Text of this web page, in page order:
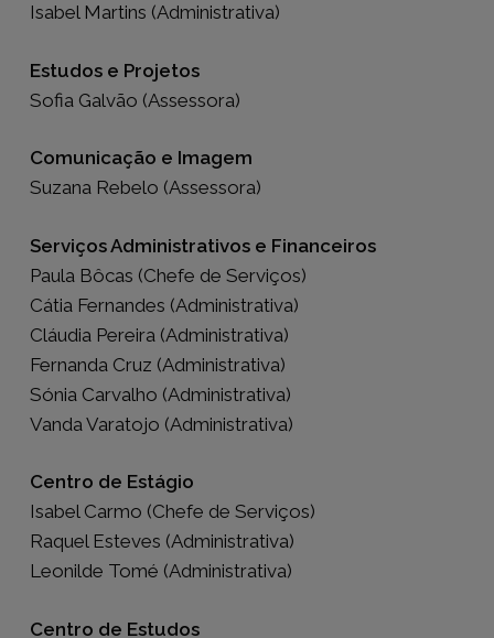
Isabel Martins (Administrativa)
Estudos e Projetos
Sofia Galvão (Assessora)
Comunicação e Imagem
Suzana Rebelo (Assessora)
Serviços Administrativos e Financeiros
Paula Bôcas (Chefe de Serviços)
Cátia Fernandes (Administrativa)
Cláudia Pereira (Administrativa)
Fernanda Cruz (Administrativa)
Sónia Carvalho (Administrativa)
Vanda Varatojo (Administrativa)
Centro de Estágio
Isabel Carmo (Chefe de Serviços)
Raquel Esteves (Administrativa)
Leonilde Tomé (Administrativa)
Centro de Estudos